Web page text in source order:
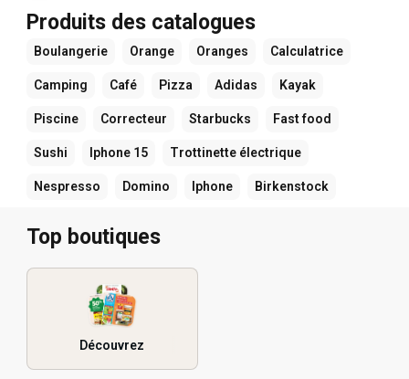
Produits des catalogues
Boulangerie Orange Oranges Calculatrice
Camping Café Pizza Adidas Kayak
Piscine Correcteur Starbucks Fast food
Sushi Iphone 15 Trottinette électrique
Nespresso Domino Iphone Birkenstock
Top boutiques
Découvrez